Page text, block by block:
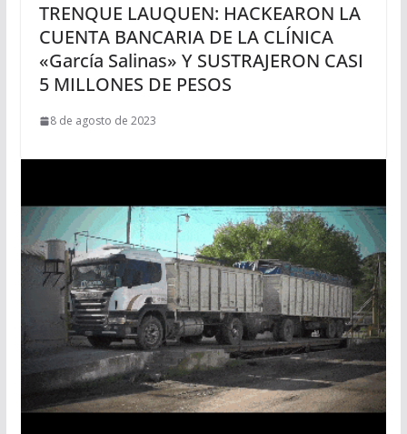
TRENQUE LAUQUEN: HACKEARON LA
CUENTA BANCARIA DE LA CLÍNICA
«García Salinas» Y SUSTRAJERON CASI
5 MILLONES DE PESOS
8 de agosto de 2023